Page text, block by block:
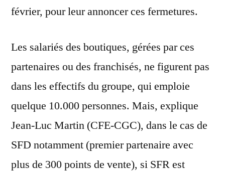
février, pour leur annoncer ces fermetures.
Les salariés des boutiques, gérées par ces
partenaires ou des franchisés, ne figurent pas
dans les effectifs du groupe, qui emploie
quelque 10.000 personnes. Mais, explique
Jean-Luc Martin (CFE-CGC), dans le cas de
SFD notamment (premier partenaire avec
plus de 300 points de vente), si SFR est